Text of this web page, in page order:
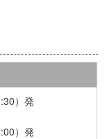
）発
）発